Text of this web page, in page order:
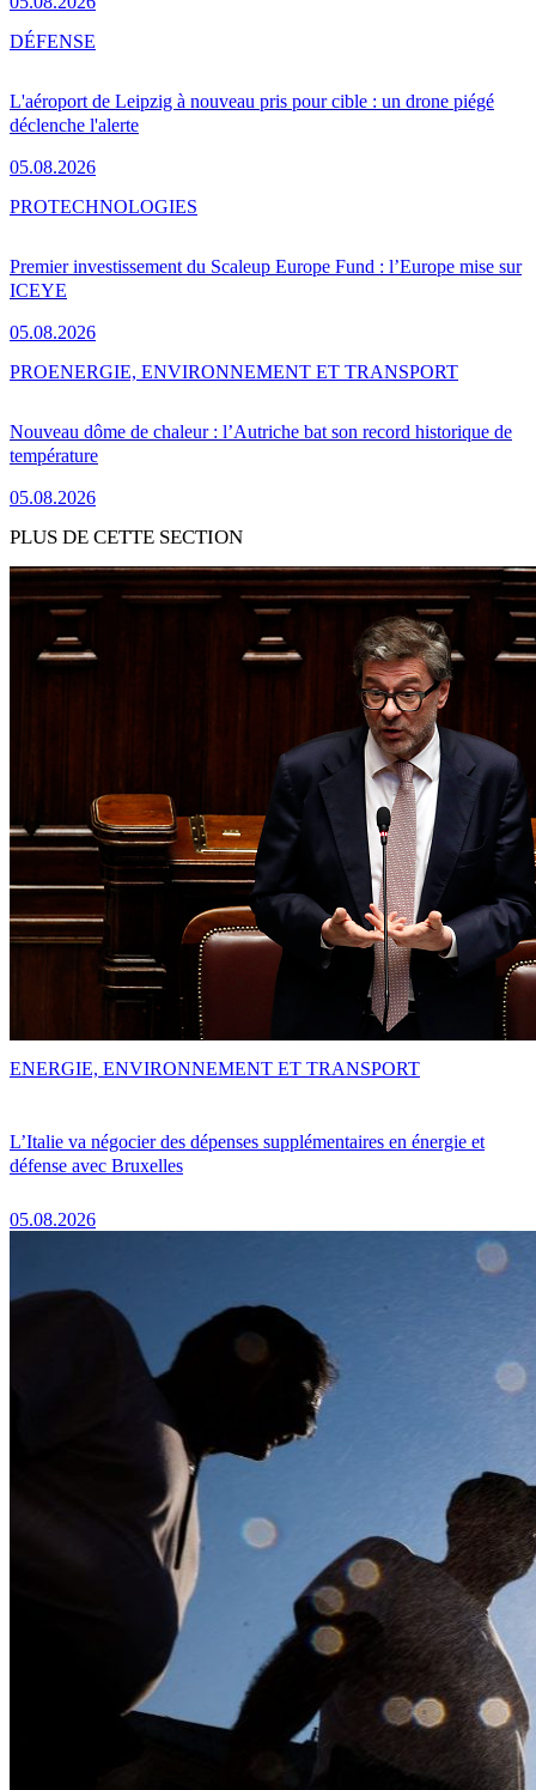
L'aéroport de Leipzig à nouveau pris pour cible : un drone piégé
déclenche l'alerte
05.08.2026
DÉFENSE
Premier investissement du Scaleup Europe Fund : l’Europe mise sur
ICEYE
05.08.2026
PROTECHNOLOGIES
Nouveau dôme de chaleur : l’Autriche bat son record historique de
température
05.08.2026
PROENERGIE, ENVIRONNEMENT ET TRANSPORT
PLUS DE CETTE SECTION
L’Italie va négocier des dépenses supplémentaires en énergie et
défense avec Bruxelles
05.08.2026
ENERGIE, ENVIRONNEMENT ET TRANSPORT